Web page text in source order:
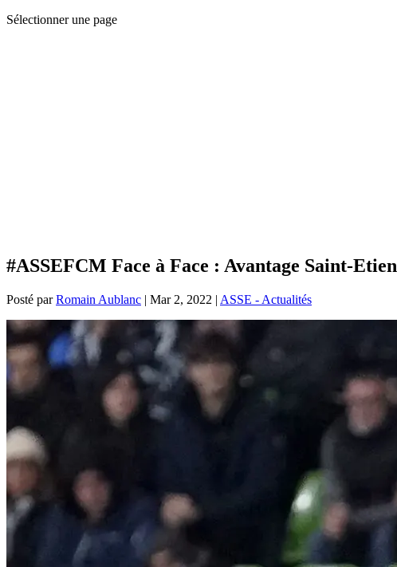
Sélectionner une page
#ASSEFCM Face à Face : Avantage Saint-
Posté parRomain Aublanc | Mar 2, 2022 | ASSE - Actualités